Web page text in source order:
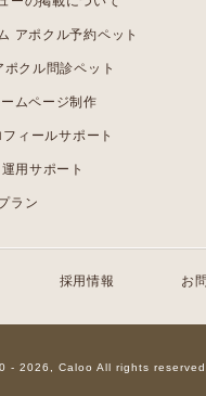
アポクル予約ペット
クル問診ペット
ムページ制作
ィールサポート
用サポート
ラン
採用情報 お
- 2026, Caloo All rights reserved.